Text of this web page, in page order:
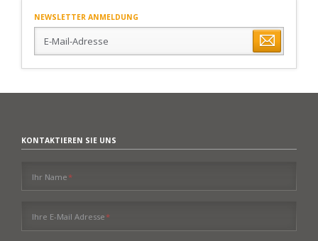
NEWSLETTER ANMELDUNG
Mail-
KONTAKTIEREN SIE UNS
Pflichtfeld
Ihr Name*
Pflichtfeld
Ihre E-Mail Adresse*